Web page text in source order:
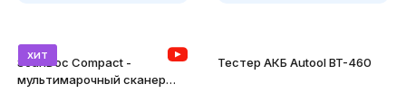
хит
ScanDoc Compact -
мультимарочный сканер
Тестер АКБ Autool BT-460